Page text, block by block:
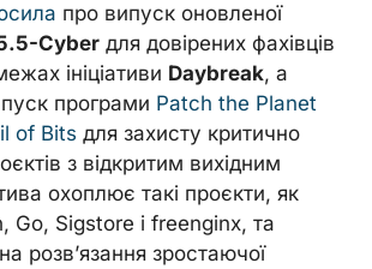
про випуск оновленої
Cyber для довірених фахівців
ініціативи Daybreak, а
програми Patch the Planet
of Bits для захисту критично
з відкритим вихідним
охоплює такі проєкти, як
Go, Sigstore і freenginx, та
розв’язання зростаючої